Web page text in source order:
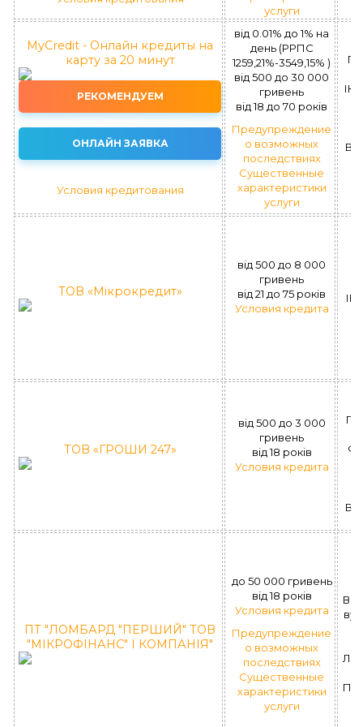
услуги
MyCredit - Онлайн кредиты на
карту за 20 минут
РЕКОМЕНДУЕМ
ОНЛАЙН ЗАЯВКА
Условия кредитования
від 0.01% до 1% на
день (РРПС
1259,21%-3549,15% )
вiд 500 до 30 000
гривень
вiд 18 до 70 рокiв
Предупреждение
о возможных
последствиях
Существенные
характеристики
услуги
ІК
ТОВ «Мікрокредит»
вiд 500 до 8 000
гривень
вiд 21 до 75 рокiв
Условия кредита
ІК
ТОВ «ГРОШИ 247»
вiд 500 до 3 000
гривень
вiд 18 рокiв
Условия кредита
ПТ "ЛОМБАРД "ПЕРШИЙ" ТОВ
"МІКРОФІНАНС" І КОМПАНІЯ"
до 50 000 гривень
вiд 18 рокiв
Условия кредита
Предупреждение
о возможных
последствиях
Существенные
характеристики
услуги
ЛД